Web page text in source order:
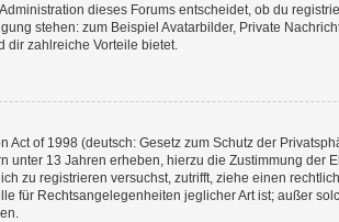
dieses Forums entscheidet, ob du
stehen: zum Beispiel Avatarbilder, Private
zahlreiche Vorteile bietet.
Act of 1998 (deutsch: Gesetz zum Schutz der
unter 13 Jahren erheben, hierzu die Zustimmung
zu registrieren versuchst, zutrifft, ziehe einen
für Rechtsangelegenheiten jeglicher Art ist; außer